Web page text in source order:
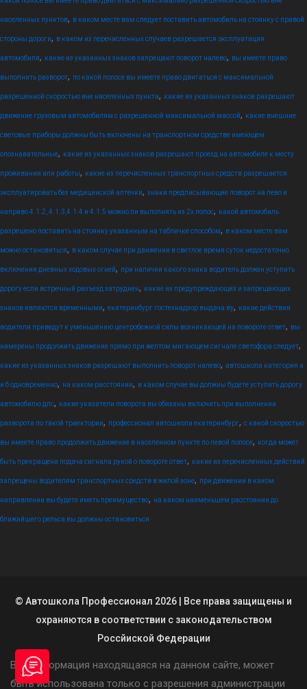
населенных пунктов, в каком месте вам следует поставить автомобиль на стоянку с правой
стороны дороги, в каком из перечисленных случаев разрешается эксплуатация
автомобиля, какие из указанных знаков запрещают поворот налево, вы имеете право
выполнить разворот, по какой полосе вы имеете право двигаться с максимальной
разрешенной скоростью вне населенных пункта, какие из указанных знаков разрешают
движение грузовым автомобилям с разрешенной максимальной массой, какие внешние
световые приборы должны быть включены на транспортном средстве имеющем
опознавательные, какие из указанных знаков разрешают проезд на автомобиле к месту
проживания или работы, какие из перечисленных транспортных средств разрешается
эксплуатировать без медицинской аптечки, знаки предписывающие поворот на лево и
направо 4.1.2, 4.1.3,4.1.4 и 4.1.5 можно ли выполнять из 2х полос, какой автомобиль
разрешено поставить на стоянку указанным на табличке способом, в каком месте вам
можно остановиться, в каком случае при движении в светлое время суток недостаточно
включения дневных ходовых огней, при наличии какого знака водитель должен уступить
дорогу если встречный разъезд затруднен, какие из предупреждающих и запрещающих
знаков являются временными, екатеринбург гостехнадзор выдача ву, какие действия
водителя приведут к уменьшению центробежной силы возникающей на повороте ответ, вы
намерены продолжить движение прямо при желтом мигающем сигнале светофора следует,
какие из указанных знаков разрешают выполнить поворот налево, автошкола категория а
и б одновременно, на каком расстоянии, в каком случае вы должны будете уступить дорогу
автомобилю дпс, какие указатели поворота вы обязаны включить при выполнении
разворота по такой траектории, профессионал автошкола екатеринбург, с какой скоростью
вы имеете право продолжить движение в населенном пункте по левой полосе, когда может
быть прекращена подача сигнала рукой о повороте ответ, какие из перечисленных действий
запрещены водителям транспортных средств в жилой зоне, при движении в каком
направлении вы будете иметь преимущество, на каком наименьшем расстоянии до
ближайшего рельса вы должны остановиться
© Автошкола Профессионал 2026 | Все права защищены и
охраняются в соответствии с законодательством
Россйиской Федерации
Вся информация находящаяся на данном сайте, может
быть использована только с разрешения администрации